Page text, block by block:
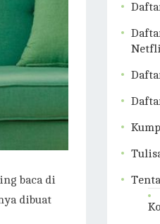
baca di
dibuat